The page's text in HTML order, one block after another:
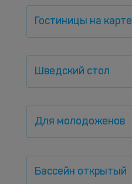
Гостиницы на карте
Шведский стол
Для молодоженов
Бассейн открытый